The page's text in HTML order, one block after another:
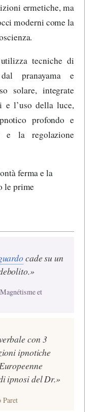
ermetiche, ma
moderni come la
tecniche di
pranayama e
solare, integrate
e l’uso della luce,
profondo e
e la regolazione
ferma e la
le prime
cade su un
et
con 3
ipnotiche
ipnosi del Dr.»